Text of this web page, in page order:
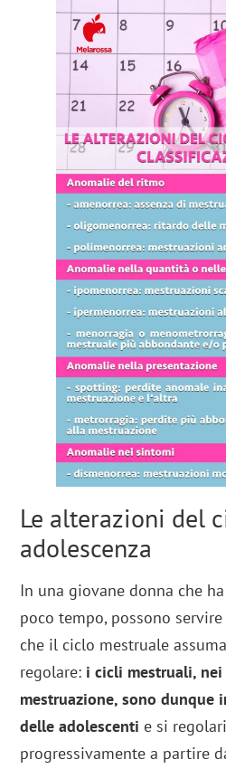
Le alterazioni del
adolescenza
In una giovane donna che
poco tempo, possono
che il ciclo mestruale
regolare: i cicli mestruali,
mestruazione, sono dunque
delle adolescenti e si
progressivamente a partire